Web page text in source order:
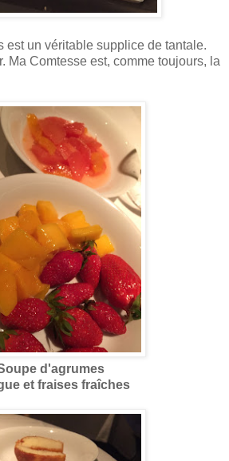
est un véritable supplice de tantale.
Ma Comtesse est, comme toujours, la
d'agrumes
et fraises fraîches